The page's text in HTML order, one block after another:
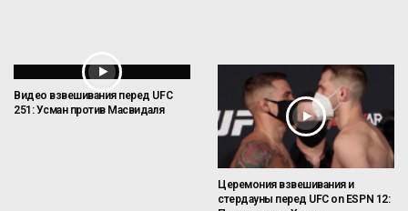
Видео взвешивания перед UFC
251: Усман против Масвидаля
Церемония взвешивания и
стердауны перед UFC on ESPN 12: